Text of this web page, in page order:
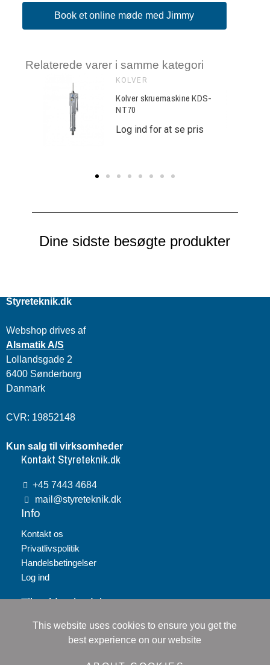
Book et online møde med Jimmy
Relaterede varer i samme kategori
KOLVER
Kolver skruemaskine KDS-
NT70
Log ind for at se pris
Dine sidste besøgte produkter
Styreteknik.dk
Webshop drives af
Alsmatik A/S
Lollandsgade 2
6400 Sønderborg
Danmark
CVR: 19852148
Kun salg til virksomheder
Kontakt Styreteknik.dk
+45 7443 4684
mail@styreteknik.dk
Info
Kontakt os
Privatlivspolitik
Handelsbetingelser
Log ind
Tilmeld nyhedsbrev
Tilmeld
This website uses cookies to ensure you get the
best experience on our website